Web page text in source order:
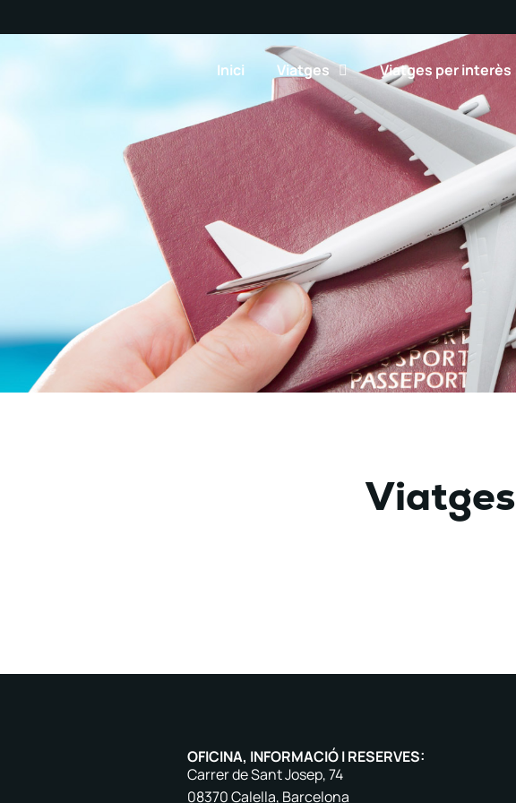
Inici Viatges Viatges per interès
Viatges
OFICINA, INFORMACIÓ I RESERVES:
Carrer de Sant Josep, 74
08370 Calella, Barcelona